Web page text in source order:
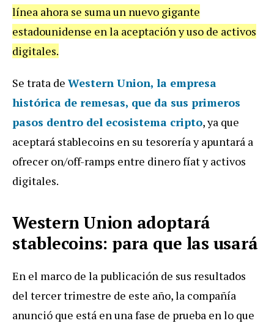
línea ahora se suma un nuevo gigante
estadounidense en la aceptación y uso de activos
digitales.
Se trata de Western Union, la empresa
histórica de remesas, que da sus primeros
pasos dentro del ecosistema cripto, ya que
aceptará stablecoins en su tesorería y apuntará a
ofrecer on/off-ramps entre dinero fíat y activos
digitales.
Western Union adoptará
stablecoins: para que las usará
En el marco de la publicación de sus resultados
del tercer trimestre de este año, la compañía
anunció que está en una fase de prueba en lo que